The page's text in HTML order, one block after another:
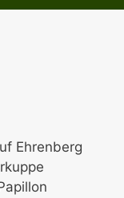
Ehrenberg